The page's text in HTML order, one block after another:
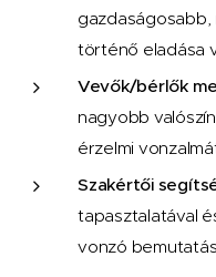
gazdaságosabb,
történő eladása
Vevők/bérlők
nagyobb
érzelmi
Szakértői
tapasztalatával
vonzó